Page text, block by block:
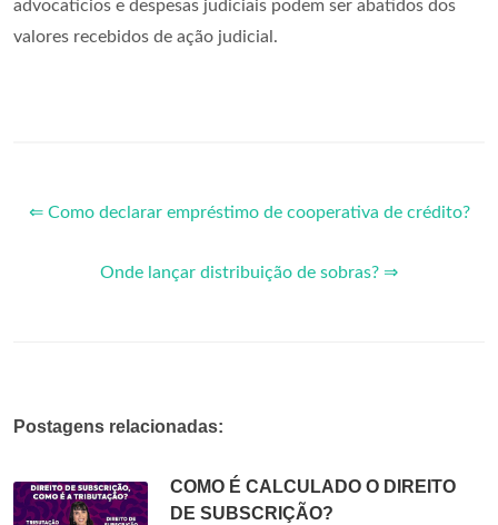
advocatícios e despesas judiciais podem ser abatidos dos
valores recebidos de ação judicial.
⇐ Como declarar empréstimo de cooperativa de crédito?
Onde lançar distribuição de sobras? ⇒
Postagens relacionadas:
COMO É CALCULADO O DIREITO
DE SUBSCRIÇÃO?